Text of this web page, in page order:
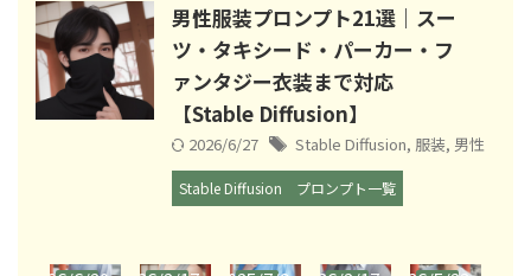
男性服装プロンプト21選｜スー
ツ・タキシード・パーカー・フ
ァンタジー衣装まで対応
【Stable Diffusion】
2026/6/27 Stable Diffusion, 服装, 男性
Stable Diffusion プロンプト一覧